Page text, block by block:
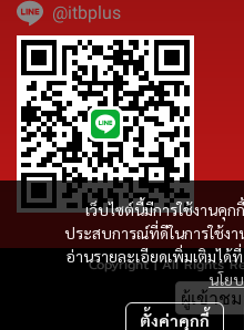
เว็บไซต์นี้มีการใช้งานคุ
ประสบการณ์ที่ดีในการใช้ง
อ่านรายละเอียดเพิ่มเติมได้ที่
นโย
ตั้งค่าคุกกี้
@itbplus
Copyright | All Rights
ผู้เข้าช